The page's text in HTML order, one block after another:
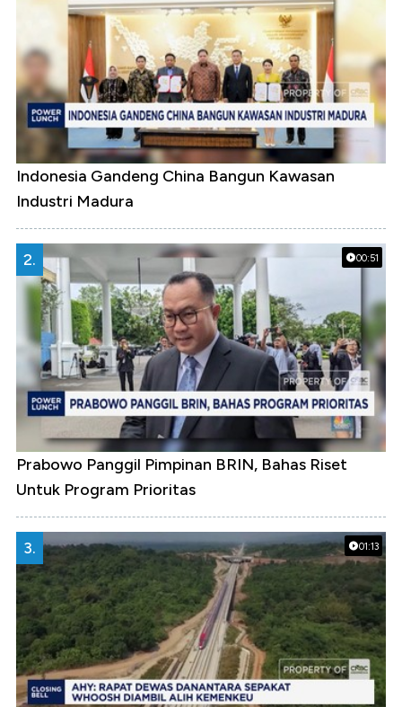
Indonesia Gandeng China Bangun Kawasan
Industri Madura
00:51
2.
Prabowo Panggil Pimpinan BRIN, Bahas Riset
Untuk Program Prioritas
01:13
3.